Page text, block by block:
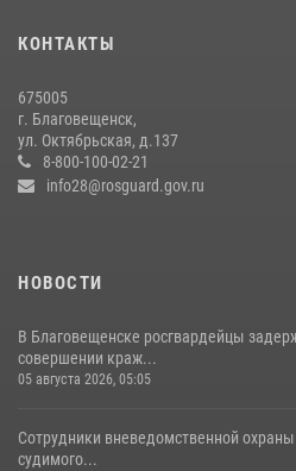
13 июля 2026, 03:27
сданное на возмездной основе
28 июля 2026, 02:00
КОНТАКТЫ
675005
г. Благовещенск,
ул. Октябрьская, д.137
8-800-100-02-21
info28@rosguard.gov.ru
НОВОСТИ
В Благовещенске росгвардейцы
совершении краж...
05 августа 2026, 05:05
Сотрудники вневедомственной
судимого...